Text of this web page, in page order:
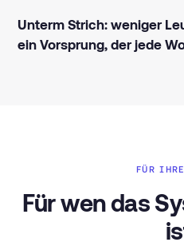
Unterm Strich: weniger
ein Vorsprung, der jede
FÜR
Für wen das